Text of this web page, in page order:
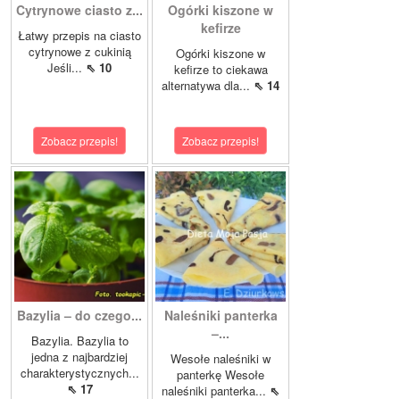
Cytrynowe ciasto z...
Łatwy przepis na ciasto
cytrynowe z cukinią
Jeśli... ⇖ 10
Zobacz przepis!
Ogórki kiszone w
kefirze
Ogórki kiszone w
kefirze to ciekawa
alternatywa dla... ⇖ 14
Zobacz przepis!
Bazylia – do czego...
Bazylia. Bazylia to
jedna z najbardziej
charakterystycznych...
⇖ 17
Naleśniki panterka
–...
Wesołe naleśniki w
panterkę Wesołe
naleśniki panterka... ⇖